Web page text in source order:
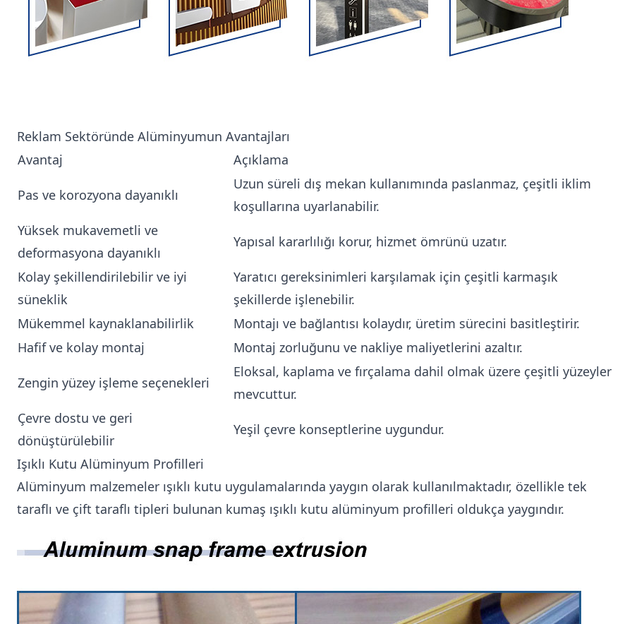
Reklam Sektöründe Alüminyumun Avantajları
Avantaj
Açıklama
Pas ve korozyona dayanıklı
Uzun süreli dış mekan kullanımında paslanmaz, çeşitli iklim
koşullarına uyarlanabilir.
Yüksek mukavemetli ve
deformasyona dayanıklı
Yapısal kararlılığı korur, hizmet ömrünü uzatır.
Kolay şekillendirilebilir ve iyi
süneklik
Yaratıcı gereksinimleri karşılamak için çeşitli karmaşık
şekillerde işlenebilir.
Mükemmel kaynaklanabilirlik
Montajı ve bağlantısı kolaydır, üretim sürecini basitleştirir.
Hafif ve kolay montaj
Montaj zorluğunu ve nakliye maliyetlerini azaltır.
Zengin yüzey işleme seçenekleri
Eloksal, kaplama ve fırçalama dahil olmak üzere çeşitli yüzeyler
mevcuttur.
Çevre dostu ve geri
dönüştürülebilir
Yeşil çevre konseptlerine uygundur.
Işıklı Kutu Alüminyum Profilleri
Alüminyum malzemeler ışıklı kutu uygulamalarında yaygın olarak kullanılmaktadır, özellikle tek
taraflı ve çift taraflı tipleri bulunan kumaş ışıklı kutu alüminyum profilleri oldukça yaygındır.